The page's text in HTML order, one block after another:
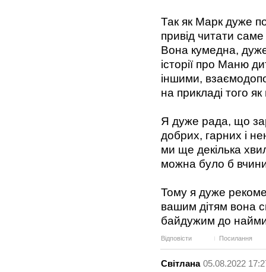
Так як Марк дуже
привід читати
Вона кумедна,
історії про Маню
іншими,
на прикладі того
Я дуже рада, що
добрих, гарних і
ми ще декілька
можна було б
Тому я дуже
вашим дітям вона
байдужим до
Відповісти Посилання
Світлана 05.08.2022